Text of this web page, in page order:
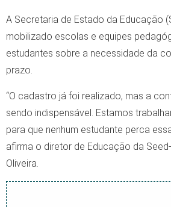
A Secretaria de Estado da Educação
mobilizado escolas e equipes
estudantes sobre a necessidade da
prazo.
“O cadastro já foi realizado, mas a
sendo indispensável. Estamos
para que nenhum estudante perca
afirma o diretor de Educação da
Oliveira.